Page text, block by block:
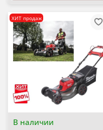
В наличии
ХИТ продаж